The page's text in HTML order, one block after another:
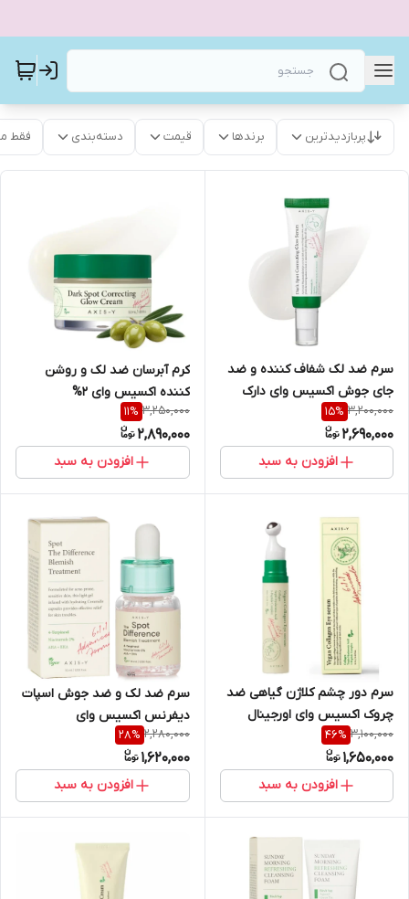
پربازدیدترین برندها قیمت دسته‌بندی فقط
سرم ضد لک شفاف کننده و ضد
جای جوش اکسیس وای دارک
اسپات
3,200,000
15%
2,690,000
افزودن به سبد
کرم آبرسان ضد لک و روشن
کننده اکسیس وای 2%
آلفاآربوتین+ 5% نیاسینامید
3,250,000
11%
2,890,000
افزودن به سبد
سرم دور چشم کلاژن گیاهی ضد
چروک اکسیس وای اورجینال
3,100,000
46%
1,650,000
افزودن به سبد
سرم ضد لک و ضد جوش اسپات
دیفرنس اکسیس وای
2,280,000
28%
1,620,000
افزودن به سبد